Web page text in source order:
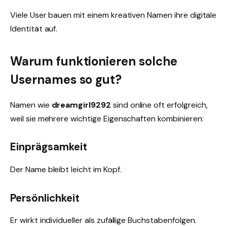
Viele User bauen mit einem kreativen Namen ihre digitale
Identität auf.
Warum funktionieren solche
Usernames so gut?
Namen wie dreamgirl9292 sind online oft erfolgreich,
weil sie mehrere wichtige Eigenschaften kombinieren:
Einprägsamkeit
Der Name bleibt leicht im Kopf.
Persönlichkeit
Er wirkt individueller als zufällige Buchstabenfolgen.